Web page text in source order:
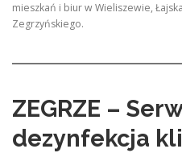
mieszkań i biur w Wieliszewie,
Zegrzyńskiego.
ZEGRZE –
dezynfekcja